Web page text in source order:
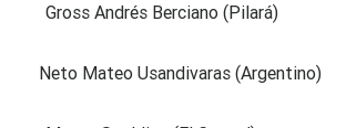
Gross Andrés Berciano (Pilará)
Usandivaras (Argentino)